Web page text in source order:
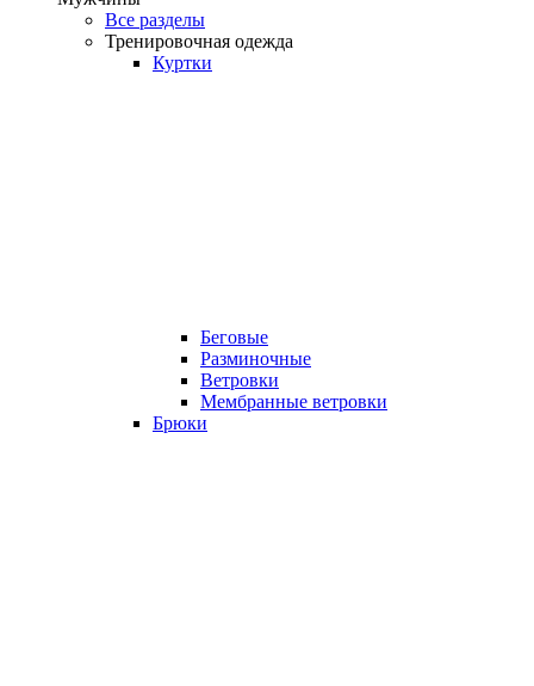
Все разделы
Тренировочная одежда
Куртки
Беговые
Разминочные
Ветровки
Мембранные ветровки
Брюки